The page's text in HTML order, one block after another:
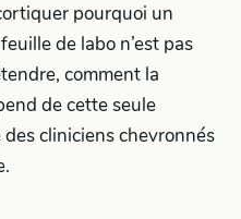
pourquoi un
de labo n’est pas
comment la
de cette seule
cliniciens chevronnés